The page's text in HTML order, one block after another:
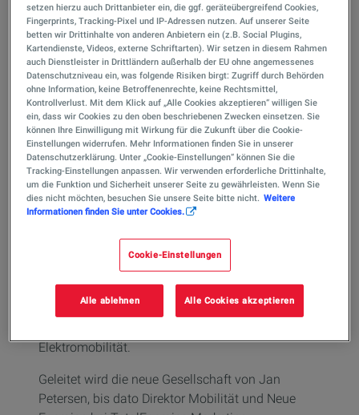
Veröffentlicht am 19/10/2022
1 Min Lesezeit
Mit der Gründung dieser Tochtergesellschaft
verfolgt TotalEnergies entschieden die
Umsetzung seiner Ambition, gemeinsam mit der
Gesellschaft bis 2050 Klimaneutralität zu
erreichen und dabei die Transition zu einer CO2-
freien Mobilität zu begleiten. Elektromobilität ist
ein wesentliches Element der Energiewende und
einer emissionsarmen und nachhaltigen
Mobilität. TotalEnergies möchte seine Kunden bei
ihrer Energiewende begleiten und dabei ist
Deutschland einer der Zielmärkte des
Elektromobilität.
Geleitet wird die neue Gesellschaft von Jan
Petersen, bis dato Direktor Mobilität und Neue
setzen hierzu auch Drittanbieter ein, die ggf. geräteübergreifend Cookies,
Fingerprints, Tracking-Pixel und IP-Adressen nutzen. Auf unserer Seite
betten wir Drittinhalte von anderen Anbietern ein (z.B. Social Plugins,
Kartendienste, Videos, externe Schriftarten). Wir setzen in diesem Rahmen
auch Dienstleister in Drittländern außerhalb der EU ohne angemessenes
Datenschutzniveau ein, was folgende Risiken birgt: Zugriff durch Behörden
ohne Information, keine Betroffenenrechte, keine Rechtsmittel,
Kontrollverlust. Mit dem Klick auf „Alle Cookies akzeptieren“ willigen Sie
ein, dass wir Cookies zu den oben beschriebenen Zwecken einsetzen. Sie
können Ihre Einwilligung mit Wirkung für die Zukunft über die Cookie-
Einstellungen widerrufen. Mehr Informationen finden Sie in unserer
Datenschutzerklärung. Unter „Cookie-Einstellungen“ können Sie die
Tracking-Einstellungen anpassen. Wir verwenden erforderliche Drittinhalte,
um die Funktion und Sicherheit unserer Seite zu gewährleisten. Wenn Sie
dies nicht möchten, besuchen Sie unsere Seite bitte nicht. Weitere
Informationen finden Sie unter Cookies.
Cookie-Einstellungen
Alle ablehnen Alle Cookies akzeptieren